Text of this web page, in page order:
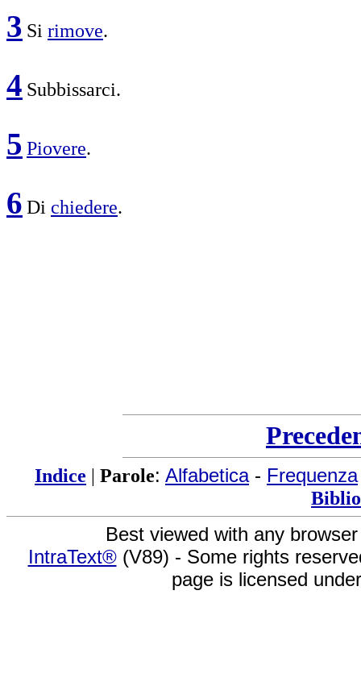
3 Si rimove.
4 Subbissarci.
5 Piovere.
6 Di chiedere.
Indice | Parole: Alfabetica- Frequenza
Best viewed with any
IntraText®(V89) - Some rights
page is licensed